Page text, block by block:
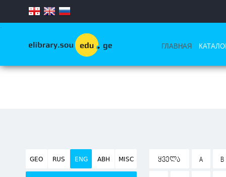
.
ГЛАВНАЯ
GEO RUS ENG ABH MISC ᲧᲕᲔᲚᲐ A B